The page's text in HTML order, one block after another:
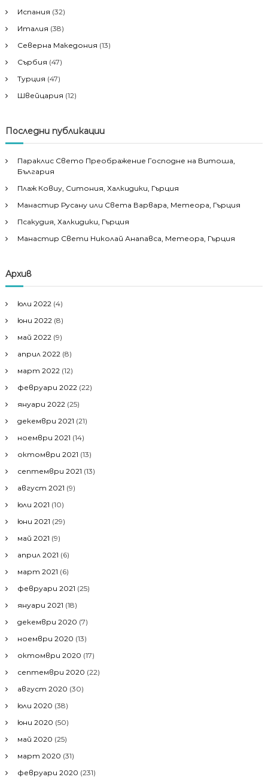
Испания (32)
Италия (38)
Северна Македония (13)
Сърбия (47)
Турция (47)
Швейцария (12)
Последни публикации
Параклис Свето Преображение Господне на Витоша,
България
Плаж Ковиу, Ситония, Халкидики, Гърция
Манастир Русану или Света Варвара, Метеора, Гърция
Псакудия, Халкидики, Гърция
Манастир Свети Николай Анапавса, Метеора, Гърция
Архив
юли 2022 (4)
юни 2022 (8)
май 2022 (9)
април 2022 (8)
март 2022 (12)
февруари 2022 (22)
януари 2022 (25)
декември 2021 (21)
ноември 2021 (14)
октомври 2021 (13)
септември 2021 (13)
август 2021 (9)
юли 2021 (10)
юни 2021 (29)
май 2021 (9)
април 2021 (6)
март 2021 (6)
февруари 2021 (25)
януари 2021 (18)
декември 2020 (7)
ноември 2020 (13)
октомври 2020 (17)
септември 2020 (22)
август 2020 (30)
юли 2020 (38)
юни 2020 (50)
май 2020 (25)
март 2020 (31)
февруари 2020 (231)